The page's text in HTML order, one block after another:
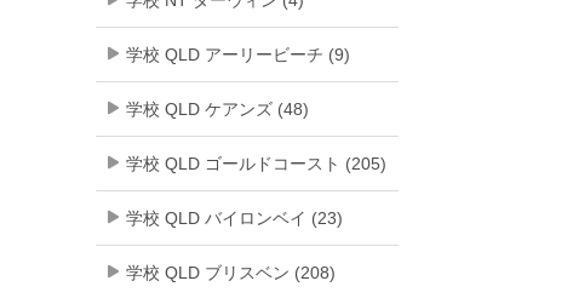
学校 QLD アーリービーチ (9)
学校 QLD ケアンズ (48)
学校 QLD ゴールドコースト (205)
学校 QLD バイロンベイ (23)
学校 QLD ブリスベン (208)